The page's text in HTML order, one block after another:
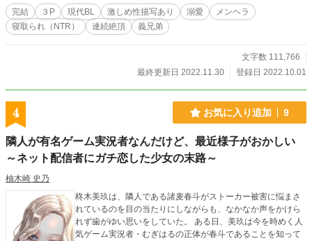
を受けて、実兄弟→義理の兄弟に変更します。 ★義理兄弟、
血のつながりゼロで、一九歳と二六歳で本人同士同意してま
ぁす！ ★11月が終わるまでほぼ毎日更新をします。時間は
★寝取られ・寝取らせ・寝取り・僕の方が先に好きだったの
に要素があります
完結 ３P 現代BL 激しめ性描写あり 溺愛
メンヘラ
寝取られ（NTR）
連続絶頂 義兄弟
文字数 111,766
最終更新日 2022.11.30
登録日 2022.10.01
4 お気に入り追加 9
隣人が有名ゲーム実況者なんだけど、最近様子がおかしい
～ネット配信者にガチ恋した少女の末路～
柚木崎 史乃
柊木美玖は、隣人である諸麦春斗がストーカー被害に悩まさ
れているのを目の当たりにしながらも、なかなか声をかけら
れず歯がゆい思いをしていた。 ある日、美玖は今を時めく人
気ゲーム実況者・むぎはるの正体が春斗であることを知って